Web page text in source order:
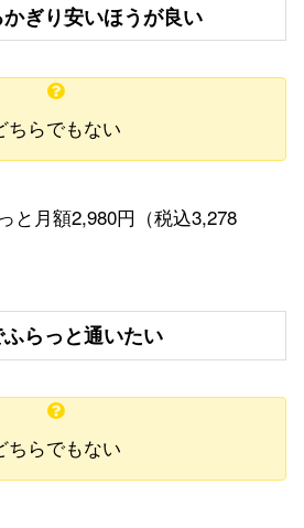
ぎり安いほうが良い
ちらでもない
と月額2,980円（税込3,278
らっと通いたい
ちらでもない